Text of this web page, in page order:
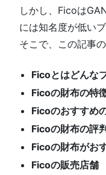
しかし、Ficoは
には知名度が低いブ
そこで、この記事
Ficoとはどんな
Ficoの財布の特
Ficoのおすすめ
Ficoの財布の評
Ficoの財布がお
Ficoの販売店舗